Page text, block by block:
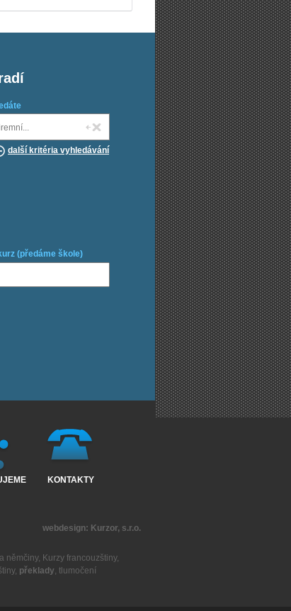
další kritéria vyhledávání
(předáme škole)
KONTAKTY
webdesign: Kurzor, s.r.o.
němčiny, Kurzy francouzštiny,
, překlady, tlumočení